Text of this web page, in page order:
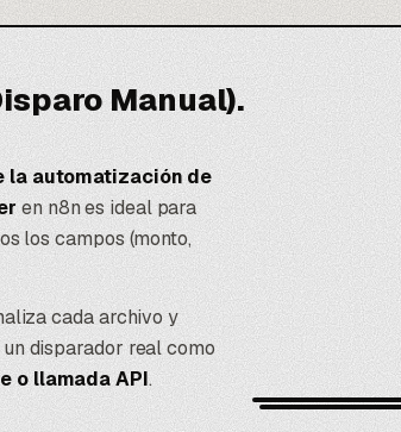
Manual).
la automatización de
en n8n es ideal para
los campos (monto,
cada archivo y
disparador real como
o llamada API.